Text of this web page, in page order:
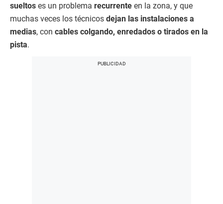
sueltos es un problema recurrente en la zona, y que
muchas veces los técnicos dejan las instalaciones a
medias, con cables colgando, enredados o tirados en la
pista.